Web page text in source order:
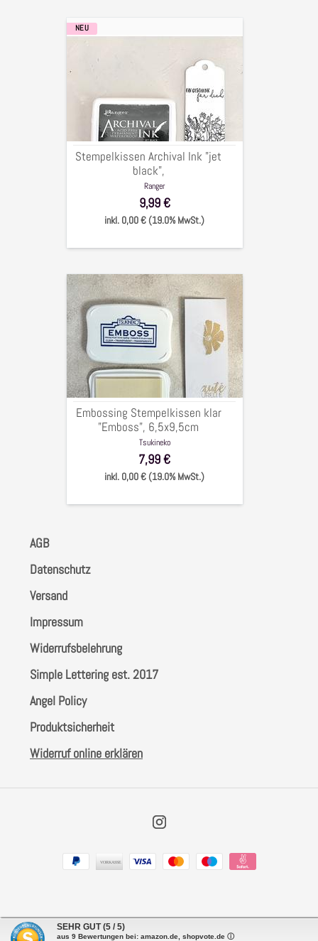
Stempelkissen
black",
NEU
Stempelkissen Archival Ink "jet
black",
Ranger
9,99 €
inkl. 0,00 € (19.0% MwSt.)
Embossing
Stempelkissen
klar
"Emboss",
6,5x9,5cm
Embossing Stempelkissen klar
"Emboss", 6,5x9,5cm
Tsukineko
7,99 €
inkl. 0,00 € (19.0% MwSt.)
AGB
Datenschutz
Versand
Impressum
Widerrufsbelehrung
Simple Lettering est. 2017
Angel Policy
Produktsicherheit
Widerruf online erklären
Zahlungsarten
SEHR GUT (5 / 5)
aus 9 Bewertungen bei: amazon.de, shopvote.de ⓘ